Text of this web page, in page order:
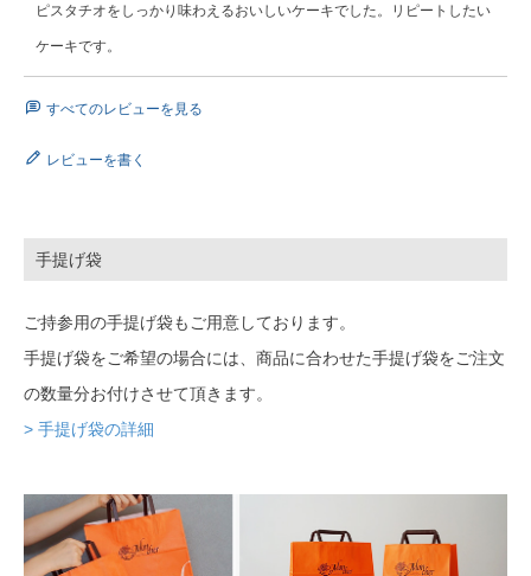
ピスタチオをしっかり味わえるおいしいケーキでした。リピートしたい
ケーキです。
すべてのレビューを見る
レビューを書く
手提げ袋
ご持参用の手提げ袋もご用意しております。
手提げ袋をご希望の場合には、商品に合わせた手提げ袋をご注文
の数量分お付けさせて頂きます。
> 手提げ袋の詳細